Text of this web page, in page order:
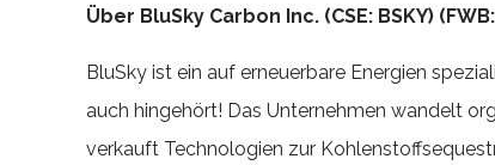
Über BluSky Carbon Inc. (CSE: BSKY)
BluSky ist ein auf erneuerbare Energien
auch hingehört! Das Unternehmen wandelt
verkauft Technologien zur